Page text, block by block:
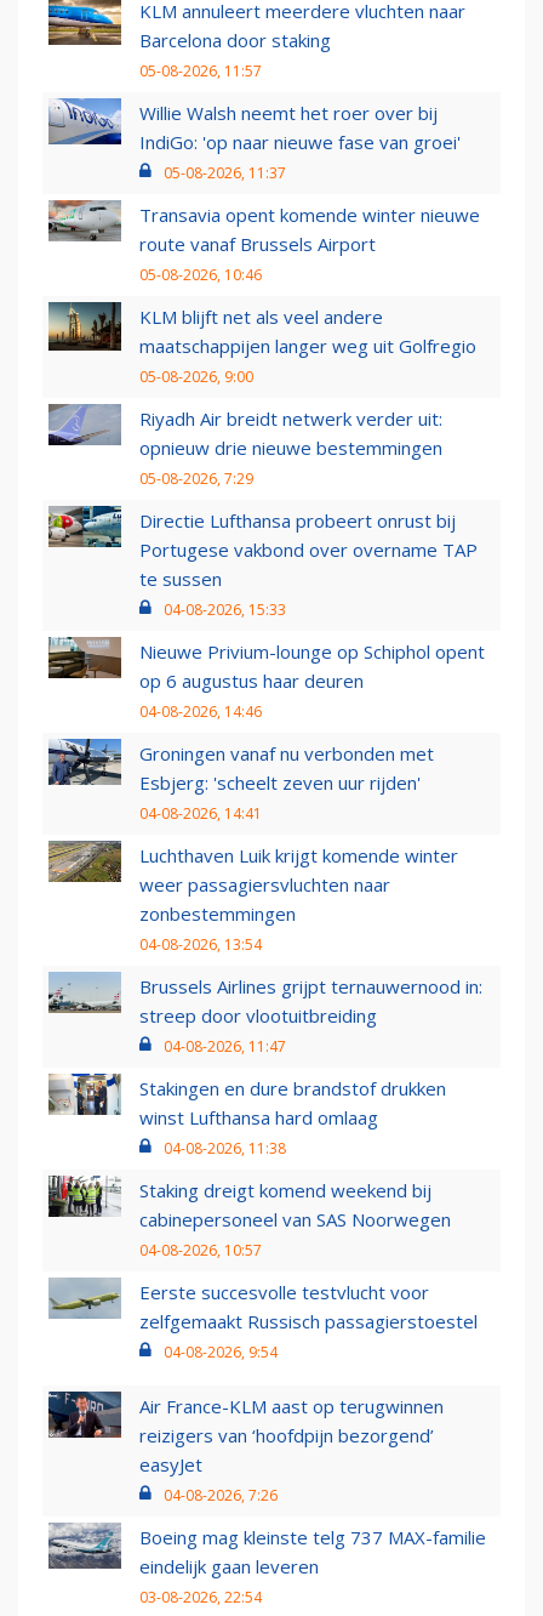
KLM annuleert meerdere vluchten naar
Barcelona door staking
05-08-2026, 11:57
Willie Walsh neemt het roer over bij
IndiGo: 'op naar nieuwe fase van groei'
05-08-2026, 11:37
Transavia opent komende winter nieuwe
route vanaf Brussels Airport
05-08-2026, 10:46
KLM blijft net als veel andere
maatschappijen langer weg uit Golfregio
05-08-2026, 9:00
Riyadh Air breidt netwerk verder uit:
opnieuw drie nieuwe bestemmingen
05-08-2026, 7:29
Directie Lufthansa probeert onrust bij
Portugese vakbond over overname TAP
te sussen
04-08-2026, 15:33
Nieuwe Privium-lounge op Schiphol opent
op 6 augustus haar deuren
04-08-2026, 14:46
Groningen vanaf nu verbonden met
Esbjerg: 'scheelt zeven uur rijden'
04-08-2026, 14:41
Luchthaven Luik krijgt komende winter
weer passagiersvluchten naar
zonbestemmingen
04-08-2026, 13:54
Brussels Airlines grijpt ternauwernood in:
streep door vlootuitbreiding
04-08-2026, 11:47
Stakingen en dure brandstof drukken
winst Lufthansa hard omlaag
04-08-2026, 11:38
Staking dreigt komend weekend bij
cabinepersoneel van SAS Noorwegen
04-08-2026, 10:57
Eerste succesvolle testvlucht voor
zelfgemaakt Russisch passagierstoestel
04-08-2026, 9:54
Air France-KLM aast op terugwinnen
reizigers van ‘hoofdpijn bezorgend’
easyJet
04-08-2026, 7:26
Boeing mag kleinste telg 737 MAX-familie
eindelijk gaan leveren
03-08-2026, 22:54